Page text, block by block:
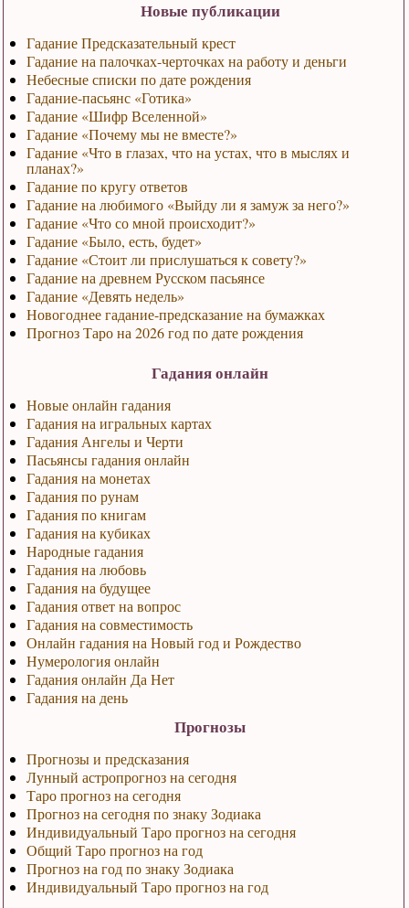
Новые публикации
Гадание Предсказательный крест
Гадание на палочках-черточках на работу и деньги
Небесные списки по дате рождения
Гадание-пасьянс «Готика»
Гадание «Шифр Вселенной»
Гадание «Почему мы не вместе?»
Гадание «Что в глазах, что на устах, что в мыслях и
планах?»
Гадание по кругу ответов
Гадание на любимого «Выйду ли я замуж за него?»
Гадание «Что со мной происходит?»
Гадание «Было, есть, будет»
Гадание «Стоит ли прислушаться к совету?»
Гадание на древнем Русском пасьянсе
Гадание «Девять недель»
Новогоднее гадание-предсказание на бумажках
Прогноз Таро на 2026 год по дате рождения
Гадания онлайн
Новые онлайн гадания
Гадания на игральных картах
Гадания Ангелы и Черти
Пасьянсы гадания онлайн
Гадания на монетах
Гадания по рунам
Гадания по книгам
Гадания на кубиках
Народные гадания
Гадания на любовь
Гадания на будущее
Гадания ответ на вопрос
Гадания на совместимость
Онлайн гадания на Новый год и Рождество
Нумерология онлайн
Гадания онлайн Да Нет
Гадания на день
Прогнозы
Прогнозы и предсказания
Лунный астропрогноз на сегодня
Таро прогноз на сегодня
Прогноз на сегодня по знаку Зодиака
Индивидуальный Таро прогноз на сегодня
Общий Таро прогноз на год
Прогноз на год по знаку Зодиака
Индивидуальный Таро прогноз на год